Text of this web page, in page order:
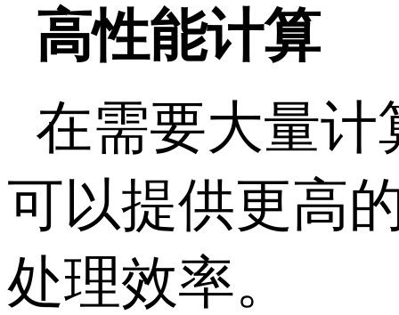
高性能计算
在需要大量计
可以提供更高
处理效率。